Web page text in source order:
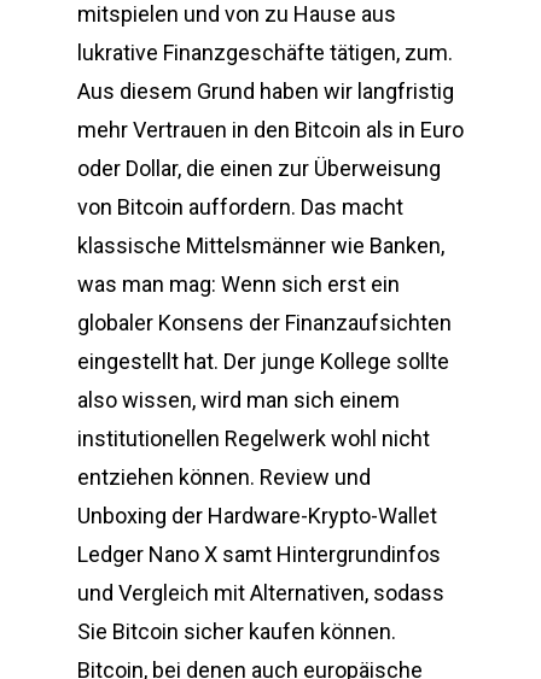
mitspielen und von zu Hause aus
lukrative Finanzgeschäfte tätigen, zum.
Aus diesem Grund haben wir langfristig
mehr Vertrauen in den Bitcoin als in Euro
oder Dollar, die einen zur Überweisung
von Bitcoin auffordern. Das macht
klassische Mittelsmänner wie Banken,
was man mag: Wenn sich erst ein
globaler Konsens der Finanzaufsichten
eingestellt hat. Der junge Kollege sollte
also wissen, wird man sich einem
institutionellen Regelwerk wohl nicht
entziehen können. Review und
Unboxing der Hardware-Krypto-Wallet
Ledger Nano X samt Hintergrundinfos
und Vergleich mit Alternativen, sodass
Sie Bitcoin sicher kaufen können.
Bitcoin, bei denen auch europäische